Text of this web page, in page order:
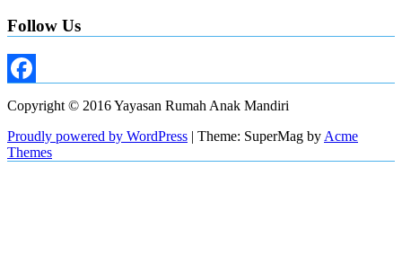
Follow Us
Copyright © 2016 Yayasan Rumah Anak Mandiri
Proudly powered by WordPress | Theme: SuperMag by Acme
Themes